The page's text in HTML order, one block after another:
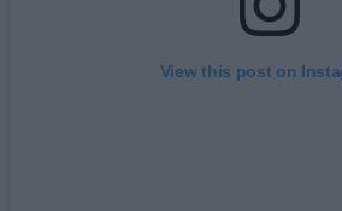
View this post on